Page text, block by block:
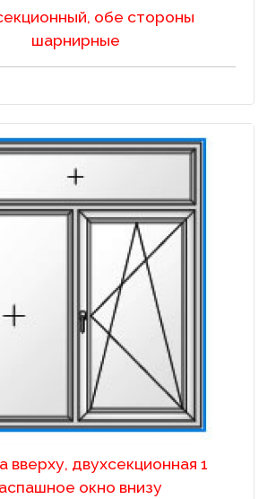
обе стороны
шарнирные
вверху, двухсекционная 1
окно внизу